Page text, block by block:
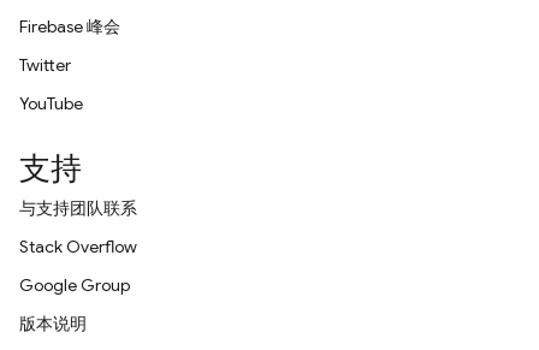
Firebase 峰会
Twitter
YouTube
支持
与支持团队联系
Stack Overflow
Google Group
版本说明